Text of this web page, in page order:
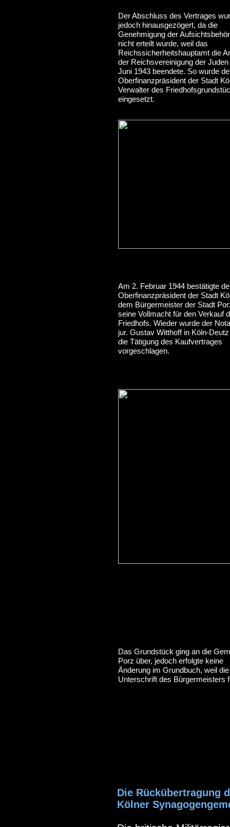
Der Abschluss des Vertrages
jedoch hinausgezögert, da die
Genehmigung der
nicht erteilt wurde, weil das
Reichssicherheitshauptamt die
der Reichsvereinigung der Juden
Juni 1943 beendete. So wurde
Oberfinanzpräsident der Stadt
Verwalter des
eingesetzt.
Am 2. Februar 1944 bestätigte
Oberfinanzpräsident der Stadt
dem Bürgermeister der Stadt
seine Vollmacht für den Verkauf
Friedhofs. Wieder wurde der
jur. Gustav Witthoff in Köln-
die Tätigung des Kaufvertrages
vorgeschlagen.
Das Grundstück ging an die
Porz über, jedoch erfolgte keine
Änderung im Grundbuch, weil die
Unterschrift des Bürgermeisters
Die Rückübertragung
Kölner